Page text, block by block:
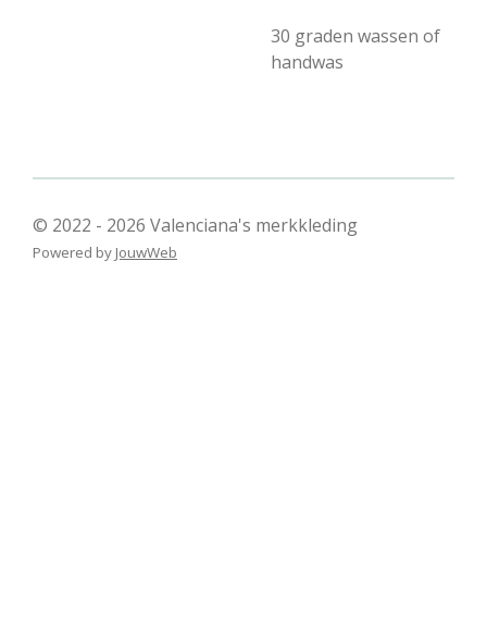
30 graden wassen of
handwas
© 2022 - 2026 Valenciana's merkkleding
Powered by JouwWeb